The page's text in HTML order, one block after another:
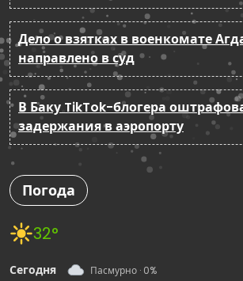
Дело о взятках в военкомате
направлено в суд
В Баку TikTok-блогера
задержания в аэропорту
Погода
32°
Сегодня Пасмурно · 0%